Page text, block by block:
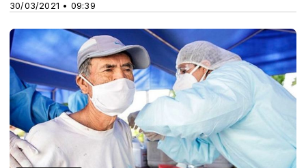
30/03/2021 • 09:39